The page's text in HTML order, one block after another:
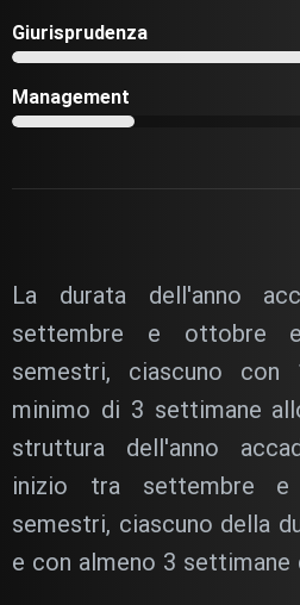
Giurisprudenza
Management
La durata dell'anno
settembre e ottobre
semestri, ciascuno
minimo di 3 settimane
struttura dell'anno
inizio tra settembre
semestri, ciascuno della
e con almeno 3